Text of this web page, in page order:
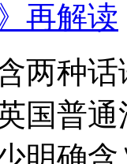
再解读
两种
国普
明确